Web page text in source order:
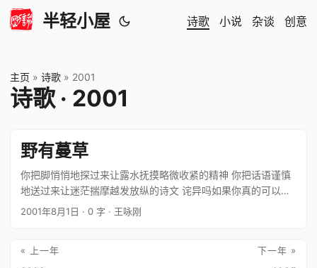
半轻小屋 诗歌 小说 杂谈 创意
主页 » 诗歌 » 2001
诗歌 · 2001
野有蔓草
你把脚悄悄地探过来让露水抚摸略微收紧的精神 你把话语谨慎
地送过来让迷茫揣摩越发放纵的诗文 诧异吗如果你真的可以在
草的倩影下无牵无挂地穿行 记得吗假如你还在怀疑草的生命经
2001年8月1日 · 0 字 · 王咏刚
« 上一年 下一年 »